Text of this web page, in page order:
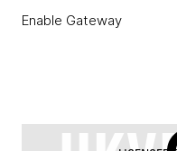
Enable Gateway